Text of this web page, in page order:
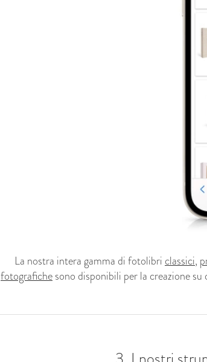
La nostra intera gamma di fotolibri classici,
fotografichesono disponibili per la creazione su